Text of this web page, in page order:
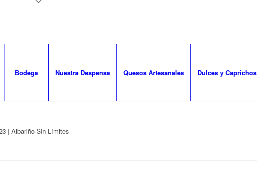
Bodega Nuestra Despensa Quesos Artesanales Dulces y Caprichos
| Albariño Sin Límites